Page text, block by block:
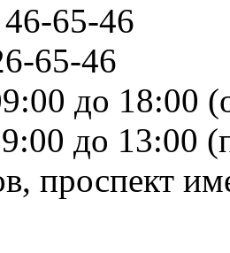
65-46
65-46
до 18:00
до 13:00
проспект